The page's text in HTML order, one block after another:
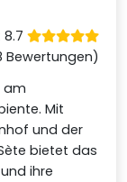
Bewertungen)
am
Mit
und der
bietet das
ihre